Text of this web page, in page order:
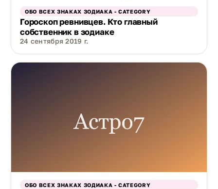
ОБО ВСЕХ ЗНАКАХ ЗОДИАКА - CATEGORY
Гороскоп ревнивцев. Кто главный
собственник в зодиаке
24 сентября 2019 г.
ОБО ВСЕХ ЗНАКАХ ЗОДИАКА - CATEGORY